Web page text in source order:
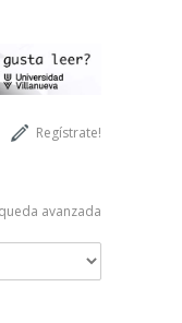
Regístrate!
avanzada